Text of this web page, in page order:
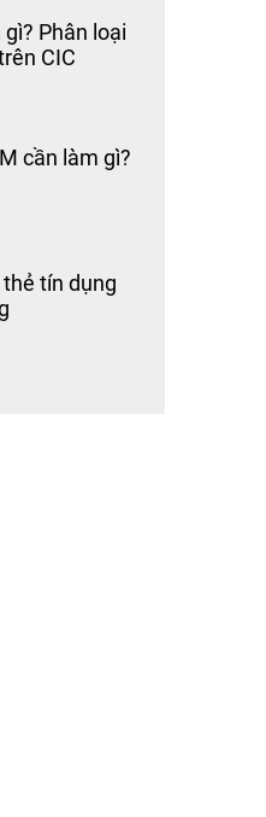
Phân loại
CIC
cần làm gì?
tín dụng